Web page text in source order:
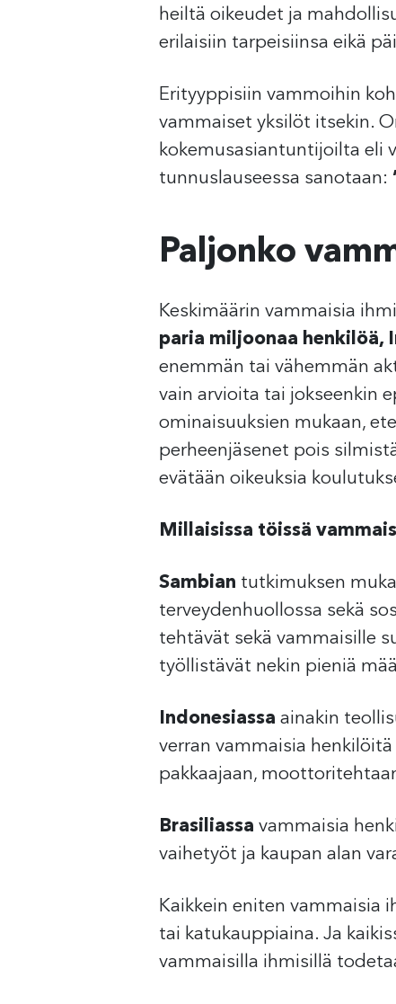
heiltä oikeudet ja
erilaisiin tarpeisiinsa eikä
Erityyppisiin vammoihin
vammaiset yksilöt itsekin.
kokemusasiantuntijoilta eli
tunnuslauseessa sanotaan:
Paljonko
Keskimäärin vammaisia
paria miljoonaa henkilöä,
enemmän tai vähemmän
vain arvioita tai jokseenkin
ominaisuuksien mukaan,
perheenjäsenet pois
evätään oikeuksia
Millaisissa töissä
Sambian tutkimuksen
terveydenhuollossa sekä
tehtävät sekä vammaisille
työllistävät nekin pieniä
Indonesiassa ainakin
verran vammaisia
pakkaajaan,
Brasiliassa vammaisia
vaihetyöt ja kaupan alan
Kaikkein eniten vammaisia
tai katukauppiaina. Ja
vammaisilla ihmisillä